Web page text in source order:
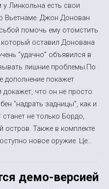
Линкольна есть свои
Вьетнаме. Джон Донован
помочь ему отомстить
оставил Донована
“удачно” объявился в
лишние проблемы.По
дополнение покажет
что он не просто
“надрать задницы”, как и
не только Бордо,
остров. Также в комплекте
новое оружие. Це...
демо-версией